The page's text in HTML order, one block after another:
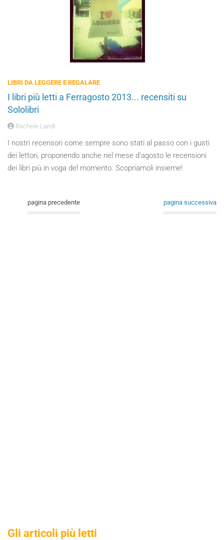
LIBRI DA LEGGERE E REGALARE
I libri più letti a Ferragosto 2013... recensiti su
Sololibri
Rachele Landi
I nostri recensori come sempre sono stati al passo con i gusti
dei lettori, proponendo anche nel mese d’agosto le recensioni
dei libri più in voga del momento. Scopriamoli insieme!
pagina precedente pagina successiva
Gli articoli più letti